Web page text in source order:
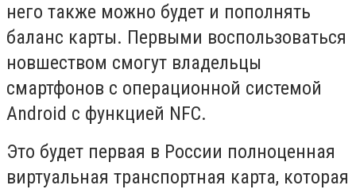
него также можно будет и пополнять
баланс карты. Первыми воспользоваться
новшеством смогут владельцы
смартфонов с операционной системой
Android с функцией NFC.
Это будет первая в России полноценная
виртуальная транспортная карта, которая